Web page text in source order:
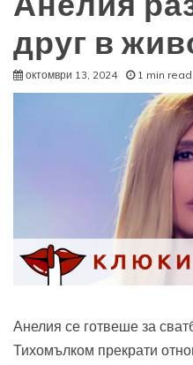
друг в
октомври 13, 2024 1 min read
Анелия се готвеше за
Тихомълком прекрати